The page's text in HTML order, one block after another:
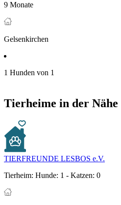
9 Monate
Gelsenkirchen
1 Hunden von 1
Tierheime in der Nähe
TIERFREUNDE LESBOS e.V.
Tierheim: Hunde: 1 - Katzen: 0